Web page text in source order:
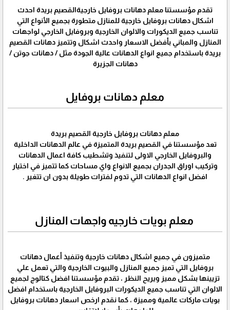
تقدم مؤسستنا معلم دهانات بروفايل خارجيةالقصيم بريدة احدث
اشكال دهانات بروفايل خارجية للمنازل متطورة بجميع الأنواع التي
تناسب جميع الديكورات والالوان الخارجية وبروفايل الخارجي لواجهات
المنازل والمباني بأفضل الاسعار واحدث اشكال وتتميز دهانات القصيم
بريدة باستخدام جميع انواع الدهانات عالية الجودة مثل / دهانات جوتن /
دهانات الجزيرة
معلم دهانات بروفايل
معلم دهانات بروفايل خارجية القصيم بريدة
تعد مؤسستنا في القصيم بريدة المتميزة في عالم الدهانات الداخلية
والبروفايل الخارجي الاولى لتنفيذ وتشطيب كافة اعمال الدهانات
وتركيب اوراق الجدران بجميع الانواع واي مساحات كما تتميز في اختيار
افضل انواع الدهانات التي تدوم لفترات طويلة بدون ان تتغير .
معلم بويات خارجيه واجهات المنازل
متميزون في جميع اشكال دهانات خارجية وتنفيذ أعمال دهانات
بروفايل التي تميز جميع المنازل والبيوت الخارجية والتي تعمل علي
تزيينها بشكل مميز ويريح النظر ، تقدم مؤسستنا افضل كتالوج لجميع
الالوان التي تناسب جميع الديكورات البروفايل الخارجية باستخدام افضل
بويات ماركات عالمية ومميزة ، كما نقدم ارخص اسعار دهانات بروفايل